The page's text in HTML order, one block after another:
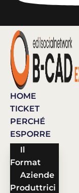
HOME
TICKET
PERCHÉ
ESPORRE
Il
Format
Aziende
Produttrici